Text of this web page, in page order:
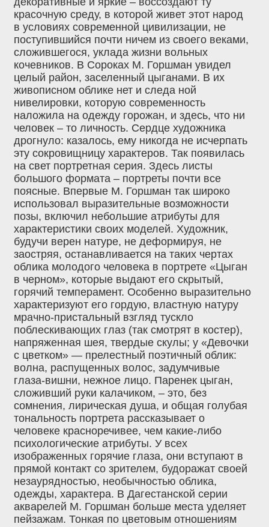
красочную среду, в которой живет этот народ
в условиях современной цивилизации, не
поступившийся почти ничем из своего веками,
сложившегося, уклада жизни вольных
кочевников. В Сороках М. Горшман увидел
целый район, заселенный цыганами. В их
живописном облике нет и следа ной
нивелировки, которую современность
наложила на одежду горожан, и здесь, что ни
человек – то личность. Сердце художника
дрогнуло: казалось, ему никогда не исчерпать
эту сокровищницу характеров. Так появилась
на свет портретная серия. Здесь листы
большого формата – портреты почти все
поясные. Впервые М. Горшман так широко
использовал выразительные возможности
позы, включил небольшие атрибуты для
характеристики своих моделей. Художник,
будучи верен натуре, не деформируя, не
заостряя, останавливается на таких чертах
облика молодого человека в портрете «Цыган
в черном», которые выдают его скрытый,
горячий темперамент. Особенно выразительно
характеризуют его гордую, властную натуру
мрачно-пристальный взгляд тускло
поблескивающих глаз (так смотрят в костер),
напряженная шея, твердые скулы; у «Девочки
с цветком» — прелестный поэтичный облик:
волна, распущенных волос, задумчивые
глаза-вишни, нежное лицо. Паренек цыган,
сложивший руки калачиком, – это, без
сомнения, лирическая душа, и общая голубая
тональность портрета рассказывает о
человеке красноречивее, чем какие-либо
психологические атрибуты. У всех
изображенных горячие глаза, они вступают в
прямой контакт со зрителем, будоражат своей
незаурядностью, необычностью облика,
одежды, характера. В Дагестанской серии
акварелей М. Горшман больше места уделяет
пейзажам. Тонкая по цветовым отношениям